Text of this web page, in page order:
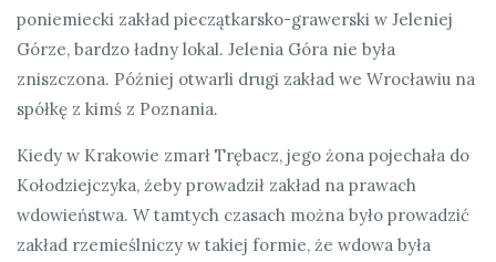
poniemiecki zakład pieczątkarsko-grawerski w Jeleniej
Górze, bardzo ładny lokal. Jelenia Góra nie była
zniszczona. Później otwarli drugi zakład we Wrocławiu na
spółkę z kimś z Poznania.
Kiedy w Krakowie zmarł Trębacz, jego żona pojechała do
Kołodziejczyka, żeby prowadził zakład na prawach
wdowieństwa. W tamtych czasach można było prowadzić
zakład rzemieślniczy w takiej formie, że wdowa była